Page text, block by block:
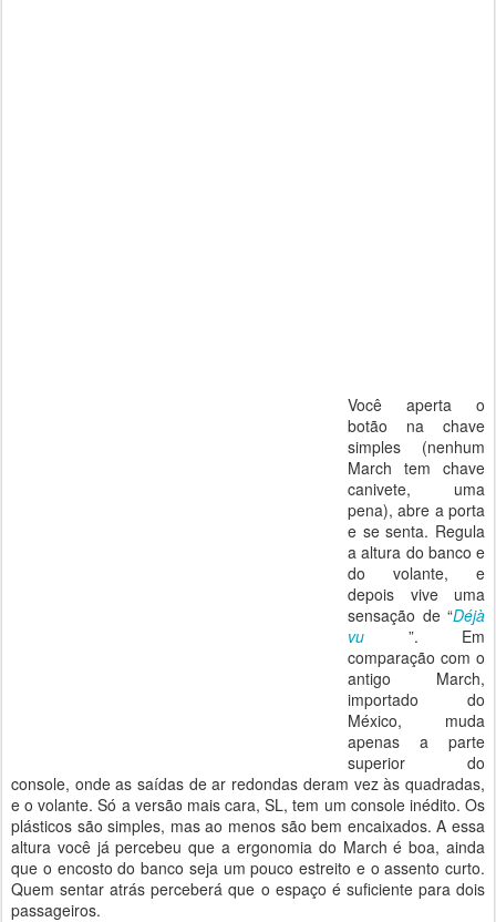
Você aperta o
botão na chave
simples (nenhum
March tem chave
canivete, uma
pena), abre a porta
e se senta. Regula
a altura do banco e
do volante, e
depois vive uma
sensação de “Déjà
vu
”. Em
comparação com o
antigo March,
importado do
México, muda
apenas a parte
superior do
console, onde as saídas de ar redondas deram vez às quadradas,
e o volante. Só a versão mais cara, SL, tem um console inédito. Os
plásticos são simples, mas ao menos são bem encaixados. A essa
altura você já percebeu que a ergonomia do March é boa, ainda
que o encosto do banco seja um pouco estreito e o assento curto.
Quem sentar atrás perceberá que o espaço é suficiente para dois
passageiros.